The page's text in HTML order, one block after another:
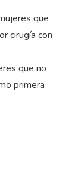
que
cirugía con
que no
primera